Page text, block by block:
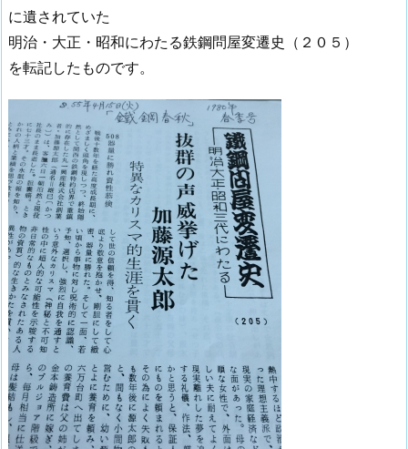
に遺されていた
明治・大正・昭和にわたる鉄鋼問屋変遷史（２０５）
を転記したものです。